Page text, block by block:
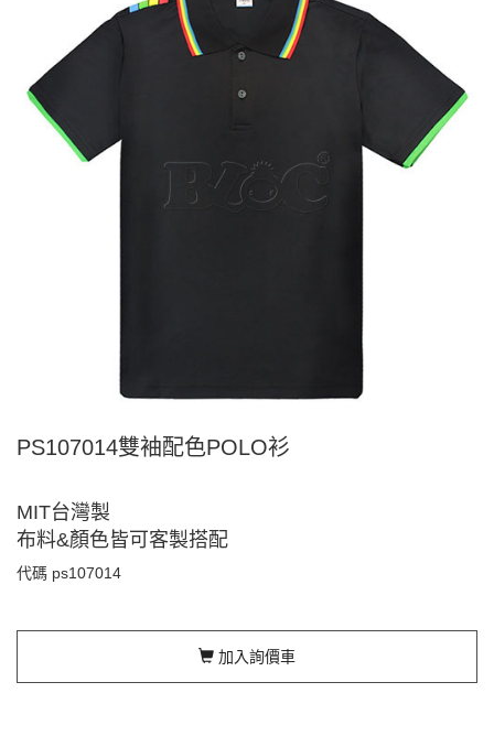
PS107014雙袖配色POLO衫
MIT台灣製
布料&顏色皆可客製搭配
代碼 ps107014
加入詢價車